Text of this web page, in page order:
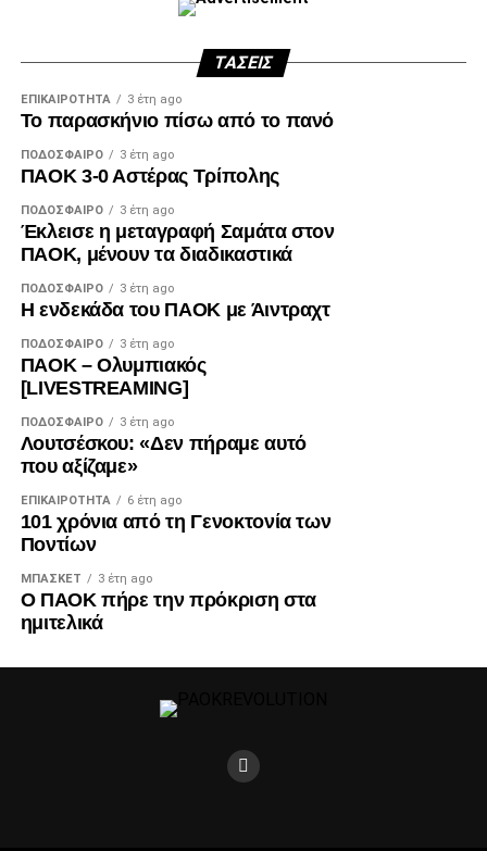
ΤΆΣΕΙΣ
ΕΠΙΚΑΙΡΌΤΗΤΑ 3 έτη ago
Το παρασκήνιο πίσω από το πανό
ΠΟΔΌΣΦΑΙΡΟ 3 έτη ago
ΠΑΟΚ 3-0 Αστέρας Τρίπολης
ΠΟΔΌΣΦΑΙΡΟ 3 έτη ago
Έκλεισε η μεταγραφή Σαμάτα στον
ΠΑΟΚ, μένουν τα διαδικαστικά
ΠΟΔΌΣΦΑΙΡΟ 3 έτη ago
Η ενδεκάδα του ΠΑΟΚ με Άιντραχτ
ΠΟΔΌΣΦΑΙΡΟ 3 έτη ago
ΠΑΟΚ – Ολυμπιακός
[LIVESTREAMING]
ΠΟΔΌΣΦΑΙΡΟ 3 έτη ago
Λουτσέσκου: «Δεν πήραμε αυτό
που αξίζαμε»
ΕΠΙΚΑΙΡΌΤΗΤΑ 6 έτη ago
101 χρόνια από τη Γενοκτονία των
Ποντίων
ΜΠΆΣΚΕΤ 3 έτη ago
Ο ΠΑΟΚ πήρε την πρόκριση στα
ημιτελικά